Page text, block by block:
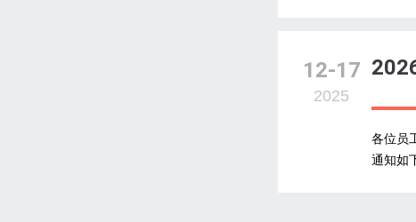
12-17
2025
各位员
通知如